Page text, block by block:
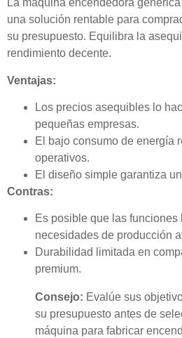
La máquina encendedora
una solución rentable para
su presupuesto. Equilibra la
rendimiento decente.
Ventajas:
Los precios asequibles lo
pequeñas empresas.
El bajo consumo de energía
operativos.
El diseño simple garantiza
Contras:
Es posible que las
necesidades de producción
Durabilidad limitada en
premium.
Consejo: Evalúe sus
su presupuesto antes de
máquina para fabricar